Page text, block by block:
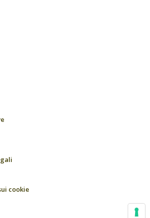
cookie